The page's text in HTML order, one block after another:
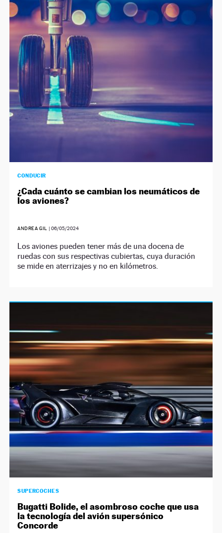
CONDUCIR
¿Cada cuánto se cambian los neumáticos de
los aviones?
ANDREA GIL | 06/05/2024
Los aviones pueden tener más de una docena de
ruedas con sus respectivas cubiertas, cuya duración
se mide en aterrizajes y no en kilómetros.
SUPERCOCHES
Bugatti Bolide, el asombroso coche que usa
la tecnología del avión supersónico
Concorde